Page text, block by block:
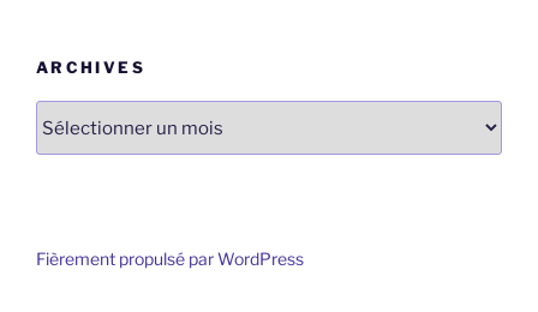
ARCHIVES
Fièrement propulsé par WordPress